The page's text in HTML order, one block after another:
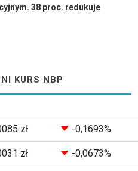
38 proc. redukuje
KURS NBP
zł -0,1693%
zł -0,0673%